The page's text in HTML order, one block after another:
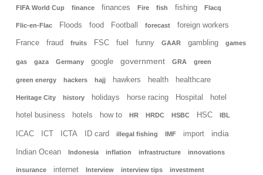
FIFA World Cup finance finances Fire fish fishing Flacq
Flic-en-Flac Floods food Football forecast foreign workers
France fraud fruits FSC fuel funny GAAR gambling games
gas gaza Germany google government GRA green
green energy hackers hajj hawkers health healthcare
Heritage City history holidays horse racing Hospital hotel
hotel business hotels how to HR HRDC HSBC HSC IBL
ICAC ICT ICTA ID card illegal fishing IMF import india
Indian Ocean Indonesia inflation infrastructure innovations
insurance internet Interview interview tips investment